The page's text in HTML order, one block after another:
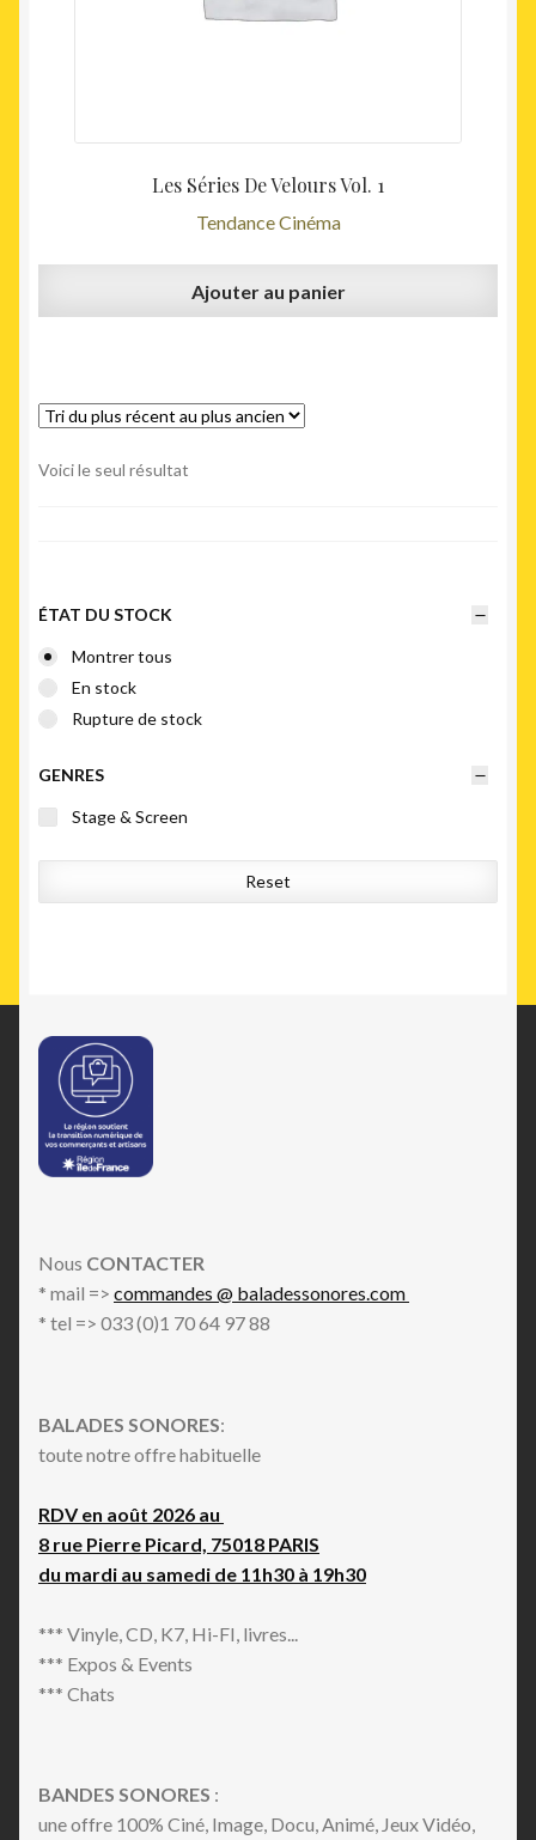
Les Séries De Velours Vol. 1
Tendance Cinéma
Ajouter au panier
Voici le seul résultat
ÉTAT DU STOCK
Montrer tous
En stock
Rupture de stock
GENRES
Stage & Screen
Reset
Nous CONTACTER
* mail => commandes @ baladessonores.com
* tel => 033 (0)1 70 64 97 88
BALADES SONORES:
toute notre offre habituelle
RDV en août 2026 au
8 rue Pierre Picard, 75018 PARIS
du mardi au samedi de 11h30 à 19h30
*** Vinyle, CD, K7, Hi-FI, livres...
*** Expos & Events
*** Chats
BANDES SONORES :
une offre 100% Ciné, Image, Docu, Animé, Jeux Vidéo,